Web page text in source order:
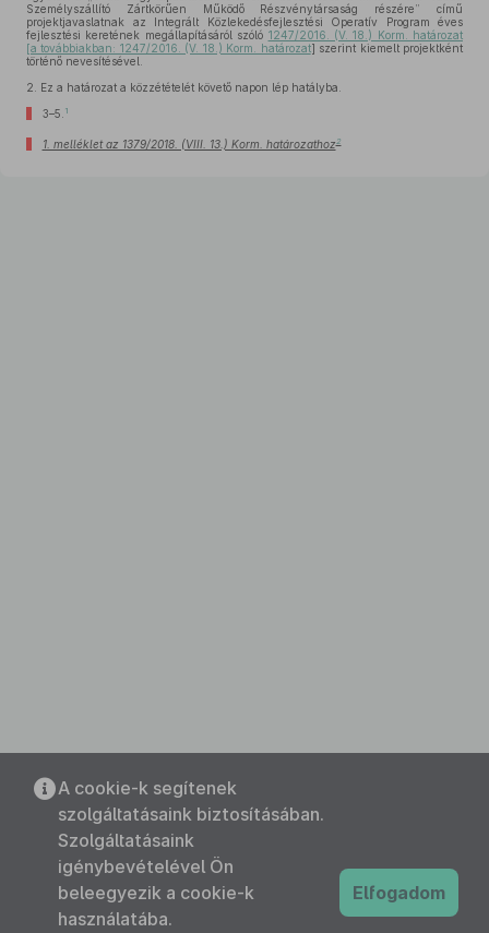
Személyszállító Zártkörűen Működő Részvénytársaság részére” című
projektjavaslatnak az Integrált Közlekedésfejlesztési Operatív Program éves
fejlesztési keretének megállapításáról szóló 1247/2016. (V. 18.) Korm. határozat
[a továbbiakban: 1247/2016. (V. 18.) Korm. határozat] szerint kiemelt projektként
történő nevesítésével.
2.
Ez a határozat a közzétételét követő napon lép hatályba.
3–5. 1
1. melléklet az 1379/2018. (VIII. 13.) Korm. határozathoz2
A cookie-k segítenek
szolgáltatásaink biztosításában.
Szolgáltatásaink
igénybevételével Ön
beleegyezik a cookie-k
használatába.
Elfogadom